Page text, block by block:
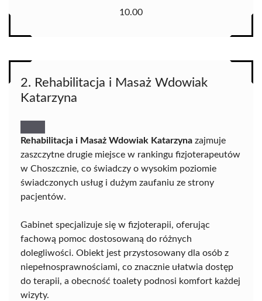
10.00
2. Rehabilitacja i Masaż Wdowiak
Katarzyna
Rehabilitacja i Masaż Wdowiak Katarzyna zajmuje
zaszczytne drugie miejsce w rankingu fizjoterapeutów
w Choszcznie, co świadczy o wysokim poziomie
świadczonych usług i dużym zaufaniu ze strony
pacjentów.
Gabinet specjalizuje się w fizjoterapii, oferując
fachową pomoc dostosowaną do różnych
dolegliwości. Obiekt jest przystosowany dla osób z
niepełnosprawnościami, co znacznie ułatwia dostęp
do terapii, a obecność toalety podnosi komfort każdej
wizyty.